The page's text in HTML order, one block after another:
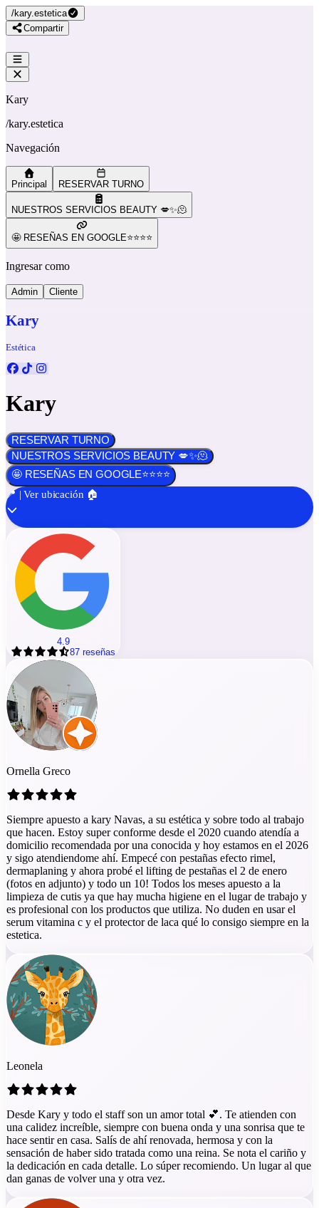
/kary.estetica
Compartir
Kary
/kary.estetica
Navegación
Principal RESERVAR TURNO
NUESTROS SERVICIOS BEAUTY 💋✨🫠
🤩 RESEÑAS EN GOOGLE⭐️⭐️⭐️⭐️
Ingresar como
Admin Cliente
Kary
Estética
Kary
RESERVAR TURNO
NUESTROS SERVICIOS BEAUTY 💋✨🫠
🤩 RESEÑAS EN GOOGLE⭐️⭐️⭐️⭐️
📍 | Ver ubicación 🏠
4.9
87 reseñas
Ornella Greco
Siempre apuesto a kary Navas, a su estética y sobre todo al trabajo
que hacen. Estoy super conforme desde el 2020 cuando atendía a
domicilio recomendada por una conocida y hoy estamos en el 2026
y sigo atendiendome ahí. Empecé con pestañas efecto rimel,
dermaplaning y ahora probé el lifting de pestañas el 2 de enero
(fotos en adjunto) y todo un 10! Todos los meses apuesto a la
limpieza de cutis ya que hay mucha higiene en el lugar de trabajo y
es profesional con los productos que utiliza. No duden en usar el
serum vitamina c y el protector de laca qué lo consigo siempre en la
estetica.
Leonela
Desde Kary y todo el staff son un amor total 💕. Te atienden con
una calidez increíble, siempre con buena onda y una sonrisa que te
hace sentir en casa. Salís de ahí renovada, hermosa y con la
sensación de haber sido tratada como una reina. Se nota el cariño y
la dedicación en cada detalle. Lo súper recomiendo. Un lugar al que
dan ganas de volver una y otra vez.